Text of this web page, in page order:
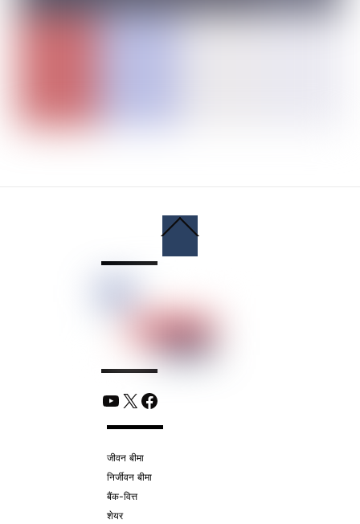
To
YouTube
X Facebook
जीवन बीमा
निर्जीवन बीमा
बैंक-वित्त
शेयर